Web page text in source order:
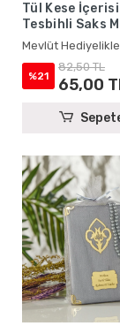
Tül Kese
Tesbihli Saks
Renkli Şantuk
Kitabı Seti -
Hediyelikleri
Mevlüt
%21
82,50 TL
65,00